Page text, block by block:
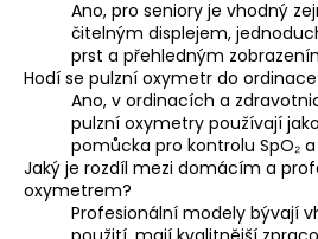
Ano, pro seniory je vhodný
čitelným displejem,
prst a přehledným
Hodí se pulzní oxymetr do
Ano, v ordinacích a
pulzní oxymetry používají
pomůcka pro kontrolu SpO₂ a
Jaký je rozdíl mezi domácím a
oxymetrem?
Profesionální modely bývají